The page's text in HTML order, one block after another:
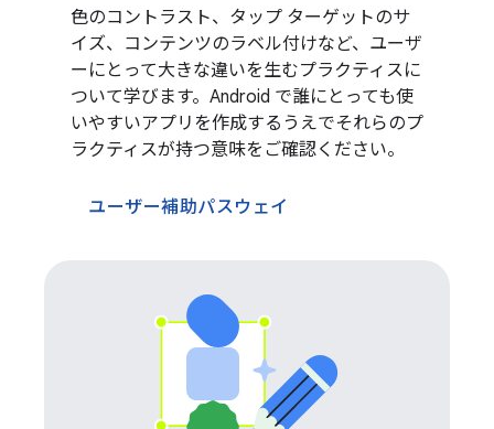
色のコントラスト、タップ ターゲットのサ
イズ、コンテンツのラベル付けなど、ユーザ
ーにとって大きな違いを生むプラクティスに
ついて学びます。Android で誰にとっても使
いやすいアプリを作成するうえでそれらのプ
ラクティスが持つ意味をご確認ください。
ユーザー補助パスウェイ